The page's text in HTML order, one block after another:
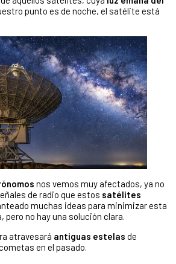
punto es de noche, el satélite está
nos vemos muy afectados, ya no
de radio que estos satélites
muchas ideas para minimizar esta
no hay una solución clara.
atravesará antiguas estelas de
en el pasado.